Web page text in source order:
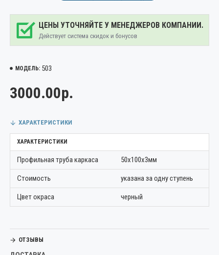
ЦЕНЫ УТОЧНЯЙТЕ У МЕНЕДЖЕРОВ КОМПАНИИ.
Действует система скидок и бонусов
МОДЕЛЬ: 503
3000.00р.
ХАРАКТЕРИСТИКИ
ХАРАКТЕРИСТИКИ
Профильная труба каркаса 50х100х3мм
Стоимость указана за одну ступень
Цвет окраса черный
ОТЗЫВЫ